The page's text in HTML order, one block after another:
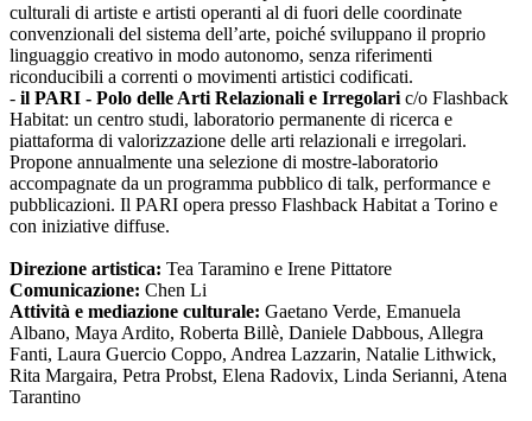
culturali di artiste e artisti operanti al di fuori delle coordinate
convenzionali del sistema dell’arte, poiché sviluppano il proprio
linguaggio creativo in modo autonomo, senza riferimenti
riconducibili a correnti o movimenti artistici codificati.
- il PARI - Polo delle Arti Relazionali e Irregolari c/o Flashback
Habitat: un centro studi, laboratorio permanente di ricerca e
piattaforma di valorizzazione delle arti relazionali e irregolari.
Propone annualmente una selezione di mostre-laboratorio
accompagnate da un programma pubblico di talk, performance e
pubblicazioni. Il PARI opera presso Flashback Habitat a Torino e
con iniziative diffuse.
Direzione artistica: Tea Taramino e Irene Pittatore
Comunicazione: Chen Li
Attività e mediazione culturale: Gaetano Verde, Emanuela
Albano, Maya Ardito, Roberta Billè, Daniele Dabbous, Allegra
Fanti, Laura Guercio Coppo, Andrea Lazzarin, Natalie Lithwick,
Rita Margaira, Petra Probst, Elena Radovix, Linda Serianni, Atena
Tarantino